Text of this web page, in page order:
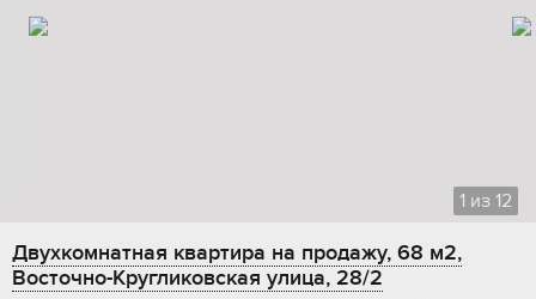
1 из 12
Двухкомнатная квартира на продажу, 68 м2,
Восточно-Кругликовская улица, 28/2